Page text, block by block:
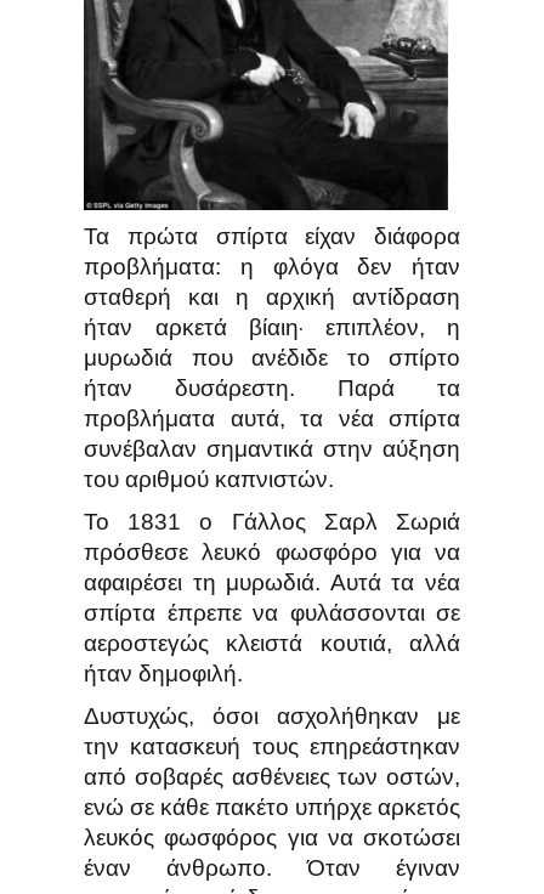
Τα πρώτα σπίρτα είχαν διάφορα
προβλήματα: η φλόγα δεν ήταν
σταθερή και η αρχική αντίδραση
ήταν αρκετά βίαιη· επιπλέον, η
μυρωδιά που ανέδιδε το σπίρτο
ήταν δυσάρεστη. Παρά τα
προβλήματα αυτά, τα νέα σπίρτα
συνέβαλαν σημαντικά στην αύξηση
του αριθμού καπνιστών.
Το 1831 ο Γάλλος Σαρλ Σωριά
πρόσθεσε λευκό φωσφόρο για να
αφαιρέσει τη μυρωδιά. Αυτά τα νέα
σπίρτα έπρεπε να φυλάσσονται σε
αεροστεγώς κλειστά κουτιά, αλλά
ήταν δημοφιλή.
Δυστυχώς, όσοι ασχολήθηκαν με
την κατασκευή τους επηρεάστηκαν
από σοβαρές ασθένειες των οστών,
ενώ σε κάθε πακέτο υπήρχε αρκετός
λευκός φωσφόρος για να σκοτώσει
έναν άνθρωπο. Όταν έγιναν